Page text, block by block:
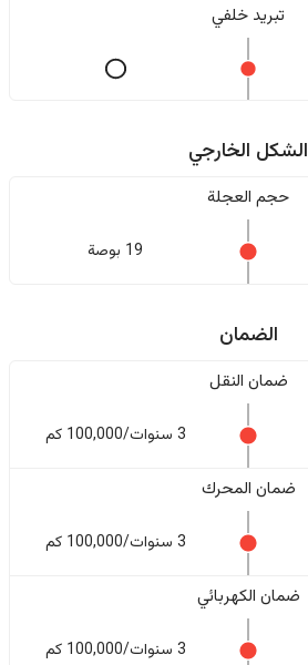
تبريد خلفي
الشكل الخارجي
حجم العجلة
19 بوصة
الضمان
ضمان النقل
3 سنوات/100,000 كم
ضمان المحرك
3 سنوات/100,000 كم
ضمان الكهربائي
3 سنوات/100,000 كم